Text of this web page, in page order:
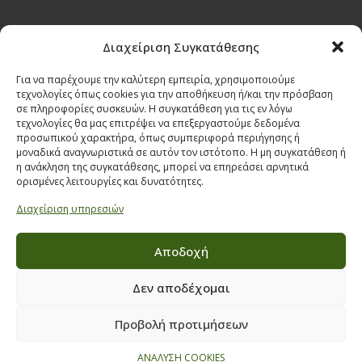
Διαχείριση Συγκατάθεσης
Για να παρέχουμε την καλύτερη εμπειρία, χρησιμοποιούμε
τεχνολογίες όπως cookies για την αποθήκευση ή/και την πρόσβαση
σε πληροφορίες συσκευών. Η συγκατάθεση για τις εν λόγω
τεχνολογίες θα μας επιτρέψει να επεξεργαστούμε δεδομένα
προσωπικού χαρακτήρα, όπως συμπεριφορά περιήγησης ή
μοναδικά αναγνωριστικά σε αυτόν τον ιστότοπο. Η μη συγκατάθεση ή
η ανάκληση της συγκατάθεσης, μπορεί να επηρεάσει αρνητικά
ορισμένες λειτουργίες και δυνατότητες.
Διαχείριση υπηρεσιών
Αποδοχή
Δεν αποδέχομαι
Προβολή προτιμήσεων
ΑΝΑΛΥΣΗ COOKIES
ΣΤΟΙΧΕΙΑ ΕΠΙΚΟΙΝΩΝΙΑΣ
Παπαναστασίου 209,
Θεσσαλονίκη, ΤΚ 542 50
Τηλ:231 030 9709,231 035 1630
Email:info@ecobuildings.gr
Email:eshop@ecobuildings.gr
ΒΡΕΙΤΕ ΜΑΣ ΣΤΟ ΧΑΡΤΗ